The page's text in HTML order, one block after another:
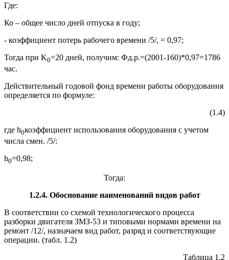
Где:
Ко – общее число дней отпуска в году;
- коэффициент потерь рабочего времени /5/, = 0,97;
Тогда при K0=20 дней, получим: Фд.р.=(2001-160)*0,97=1786
час.
Действительный годовой фонд времени работы оборудования
определяется по формуле:
(1.4)
где h0коэффициент использования оборудования с учетом
числа смен. /5/:
h0=0,98;
Тогда:
1.2.4. Обоснование наименований видов работ
В соответствии со схемой технологического процесса
разборки двигателя ЗМЗ-53 и типовыми нормами времени на
ремонт /12/, назначаем вид работ, разряд и соответствующие
операции. (табл. 1.2)
Таблица 1.2